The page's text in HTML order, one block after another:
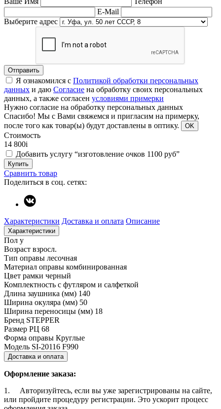
E-Mail
Выберите адрес
Отправить
Я ознакомился с Политикой обработки персональных
данных и даю Согласие на обработку своих персональных
данных, а также согласен условиями примерки
Нужно согласие на обработку персональных данных
Спасибо! Мы с Вами свяжемся и пригласим на примерку,
после того как товар(ы) будут доставлены в оптику.
OK
Стоимость
14 800i
Добавить услугу “изготовление очков 1100 руб”
Купить
Сравнить товар
Поделиться в соц. сетях:
Характеристики Доставка и оплата Описание
Характеристики
Пол у
Возраст взросл.
Тип оправы лесочная
Материал оправы комбинированная
Цвет рамки черный
Комплектность с футляром и салфеткой
Длина заушника (мм) 140
Ширина окуляра (мм) 50
Ширина переносицы (мм) 18
Бренд STEPPER
Размер РЦ 68
Форма оправы Круглые
Модель SI-20116 F990
Доставка и оплата
Оформление заказа:
1. Авторизуйтесь, если вы уже зарегистрированы на сайте,
или пройдите процедуру регистрации. Это ускорит процесс